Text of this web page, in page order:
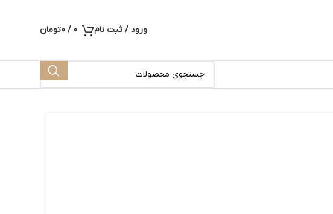
ورود / ثبت نام 0
/
0تومان